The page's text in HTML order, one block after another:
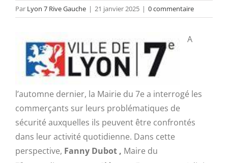
Par Lyon 7 Rive Gauche | 21 janvier 2025 | 0 commentaire
A
l’automne dernier, la Mairie du 7e a interrogé les
commerçants sur leurs problématiques de
sécurité auxquelles ils peuvent être confrontés
dans leur activité quotidienne. Dans cette
perspective, Fanny Dubot , Maire du